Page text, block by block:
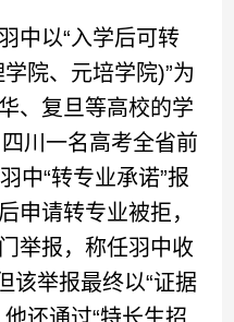
以“入学后可转
院、元培学院)”为
、复旦等高校的学
川一名高考全省前
中“转专业承诺”报
申请转专业被拒，
举报，称任羽中收
该举报最终以“证据